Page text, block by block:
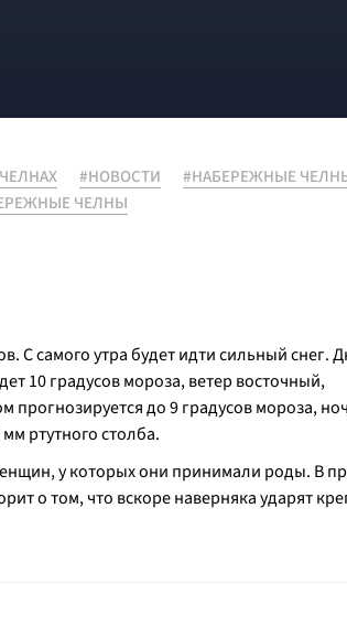
#НОВОСТИ
#НАБЕРЕЖНЫЕ
ЧЕЛНЫ
С самого утра будет идти сильный снег.
10 градусов мороза, ветер восточный,
до 9 градусов мороза,
ртутного столба.
у которых они принимали роды. В
о том, что вскоре наверняка ударят